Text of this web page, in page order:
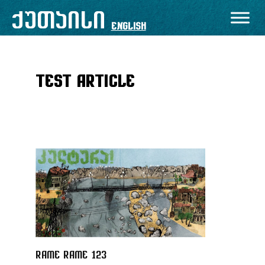
შიგთავსზე
გადასვლა
ქუთაისი English
test article
rame rame 123